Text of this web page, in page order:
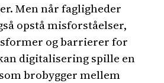
Men når fagligheder
opstå misforståelser,
og barrierer for
digitalisering spille en
brobygger mellem